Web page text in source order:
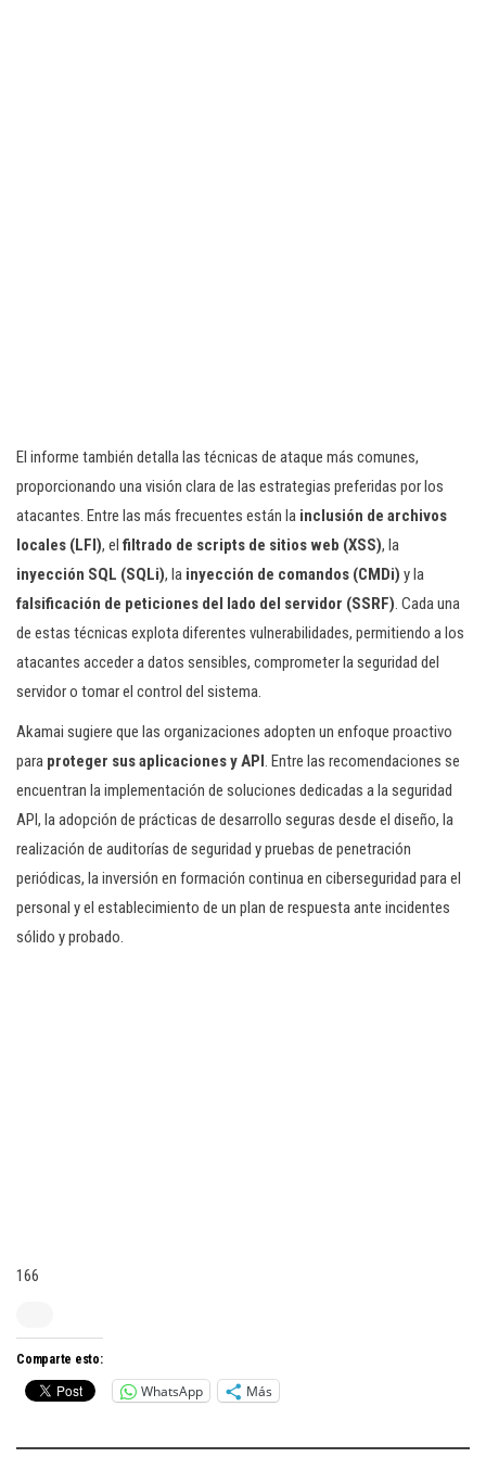
El informe también detalla las técnicas de ataque más comunes,
proporcionando una visión clara de las estrategias preferidas por los
atacantes. Entre las más frecuentes están la inclusión de archivos
locales (LFI), el filtrado de scripts de sitios web (XSS), la
inyección SQL (SQLi), la inyección de comandos (CMDi) y la
falsificación de peticiones del lado del servidor (SSRF). Cada una
de estas técnicas explota diferentes vulnerabilidades, permitiendo a los
atacantes acceder a datos sensibles, comprometer la seguridad del
servidor o tomar el control del sistema.
Akamai sugiere que las organizaciones adopten un enfoque proactivo
para proteger sus aplicaciones y API. Entre las recomendaciones se
encuentran la implementación de soluciones dedicadas a la seguridad
API, la adopción de prácticas de desarrollo seguras desde el diseño, la
realización de auditorías de seguridad y pruebas de penetración
periódicas, la inversión en formación continua en ciberseguridad para el
personal y el establecimiento de un plan de respuesta ante incidentes
sólido y probado.
166
Comparte esto:
WhatsApp Más